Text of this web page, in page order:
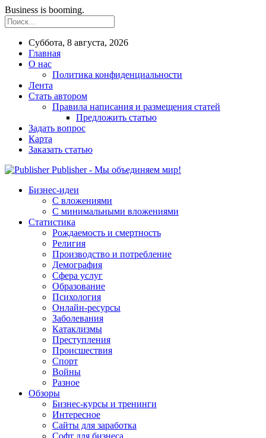
Business is booming.
Суббота, 8 августа, 2026
Главная
О нас
Политика конфиденциальности
Лента
Стать автором
Правила написания и размещения статей
Предложить статью
Задать вопрос
Карта
Заказать статью
Publisher - Мы объединяем мир!
Бизнес-идеи
С вложениями
С минимальными вложениями
Статистика
Рождаемость и смертность
Религия
Производство и потребление
Демография
Сфера услуг
Образование
Психология
Онлайн-ресурсы
Заболевания
Катаклизмы
Преступления
Происшествия
Спорт
Войны
Разное
Обзоры
Бизнес-курсы и тренинги
Интересное
Сайты для заработка
Софт для бизнеса